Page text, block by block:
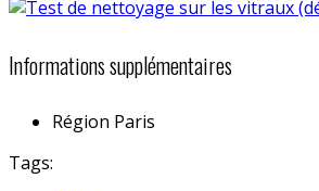
Informations supplémentaires
Région Paris
Tags: